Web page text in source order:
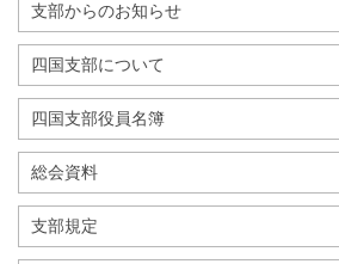
支部からのお知らせ
四国支部について
四国支部役員名簿
総会資料
支部規定